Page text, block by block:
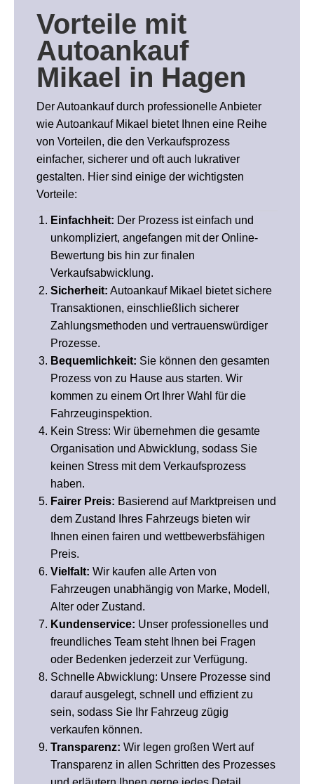
Vorteile mit
Autoankauf
Mikael in Hagen
Der Autoankauf durch professionelle Anbieter
wie Autoankauf Mikael bietet Ihnen eine Reihe
von Vorteilen, die den Verkaufsprozess
einfacher, sicherer und oft auch lukrativer
gestalten. Hier sind einige der wichtigsten
Vorteile:
Einfachheit: Der Prozess ist einfach und
unkompliziert, angefangen mit der Online-
Bewertung bis hin zur finalen
Verkaufsabwicklung.
Sicherheit: Autoankauf Mikael bietet sichere
Transaktionen, einschließlich sicherer
Zahlungsmethoden und vertrauenswürdiger
Prozesse.
Bequemlichkeit: Sie können den gesamten
Prozess von zu Hause aus starten. Wir
kommen zu einem Ort Ihrer Wahl für die
Fahrzeuginspektion.
Kein Stress: Wir übernehmen die gesamte
Organisation und Abwicklung, sodass Sie
keinen Stress mit dem Verkaufsprozess
haben.
Fairer Preis: Basierend auf Marktpreisen und
dem Zustand Ihres Fahrzeugs bieten wir
Ihnen einen fairen und wettbewerbsfähigen
Preis.
Vielfalt: Wir kaufen alle Arten von
Fahrzeugen unabhängig von Marke, Modell,
Alter oder Zustand.
Kundenservice: Unser professionelles und
freundliches Team steht Ihnen bei Fragen
oder Bedenken jederzeit zur Verfügung.
Schnelle Abwicklung: Unsere Prozesse sind
darauf ausgelegt, schnell und effizient zu
sein, sodass Sie Ihr Fahrzeug zügig
verkaufen können.
Transparenz: Wir legen großen Wert auf
Transparenz in allen Schritten des Prozesses